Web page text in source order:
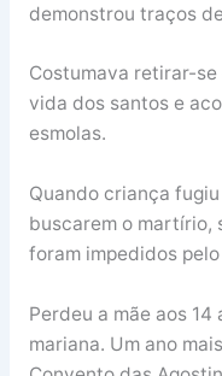
demonstrou traços
Costumava retirar-
vida dos santos e
esmolas.
Quando criança
buscarem o martírio,
foram impedidos
Perdeu a mãe aos
mariana. Um ano